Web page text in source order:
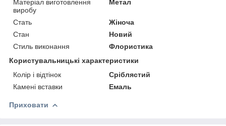
Матеріал виготовлення
виробу
Метал
Стать
Жіноча
Стан
Новий
Стиль виконання
Флористика
Користувальницькі характеристики
Колір і відтінок
Сріблястий
Камені вставки
Емаль
Приховати